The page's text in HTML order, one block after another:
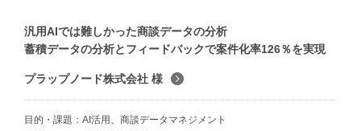
汎用AIでは難しかった商談データの分析
蓄積データの分析とフィードバックで案件化率126％を実現
プラップノード株式会社 様
目的・課題
AI活用、商談データマネジメント